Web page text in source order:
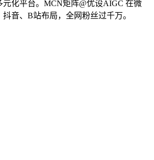
化平台。MCN矩阵@优设AIGC 在微
音、B站布局，全网粉丝过千万。